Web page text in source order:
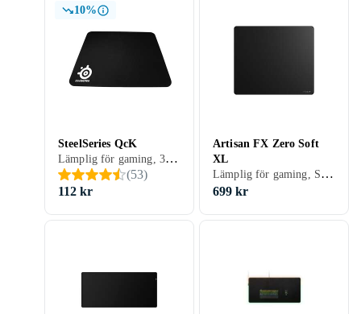
10%
SteelSeries QcK
Lämplig för gaming, 320 mm, 270 mm
(53)
112 kr
Artisan FX Zero Soft
XL
Lämplig för gaming, Sydda kanter, 490 mm, 420 mm
699 kr